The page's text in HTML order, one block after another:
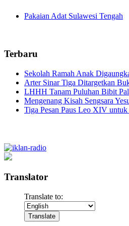
Pakaian Adat Sulawesi Tengah
Terbaru
Sekolah Ramah Anak
Arter Sinar Tiga Ditargetkan
LHHH Tanam Puluhan Bibit
Mengenang Kisah Sengsara
Tiga Pesan Paus Leo XIV untuk
Translator
Translate to: